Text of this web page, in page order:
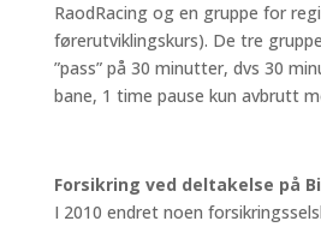
RaodRacing og en gruppe for
førerutviklingskurs). De tre
”pass” på 30 minutter, dvs 30
bane, 1 time pause kun avbrutt
Forsikring ved deltakelse på
I 2010 endret noen